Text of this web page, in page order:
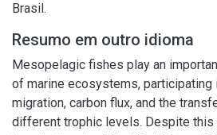
Brasil.
Resumo em outro idioma
Mesopelagic fishes play an
of marine ecosystems, participating
migration, carbon flux, and the
different trophic levels. Despite this